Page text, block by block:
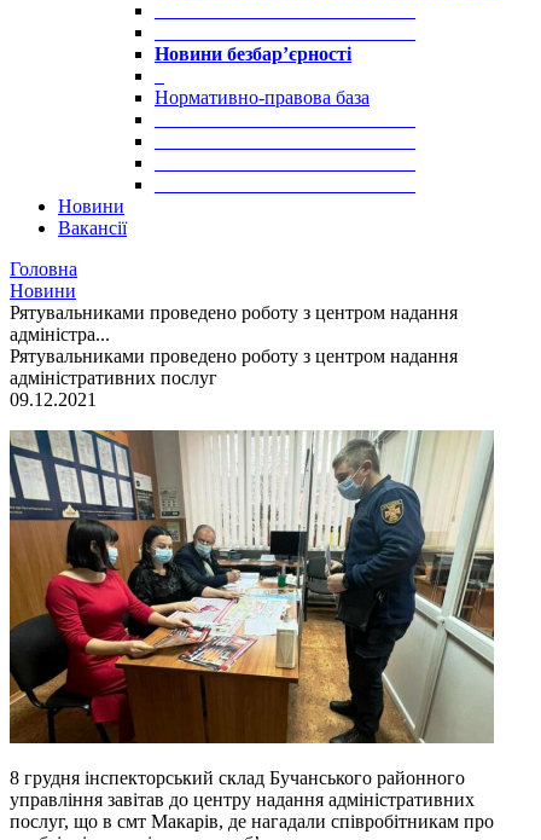
Новини безбар’єрності
Нормативно-правова база
Новини
Вакансії
Головна
Новини
Рятувальниками проведено роботу з центром надання
адміністра...
Рятувальниками проведено роботу з центром надання
адміністративних послуг
09.12.2021
8 грудня інспекторський склад Бучанського районного
управління завітав до центру надання адміністративних
послуг, що в смт Макарів, де нагадали співробітникам про